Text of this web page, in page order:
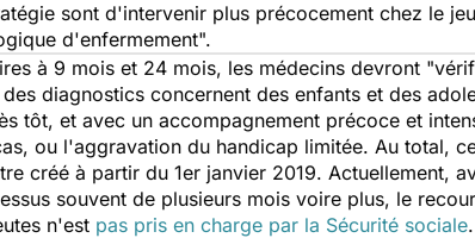
sont d'intervenir plus précocement chez le
d'enfermement".
à 9 mois et 24 mois, les médecins devront
diagnostics concernent des enfants et des
tôt, et avec un accompagnement précoce et
ou l'aggravation du handicap limitée. Au total,
créé à partir du 1er janvier 2019. Actuellement,
souvent de plusieurs mois voire plus, le
n'est pas pris en charge par la Sécurité sociale